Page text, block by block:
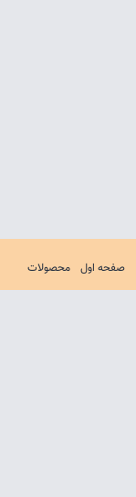
صفحه اول محصولات